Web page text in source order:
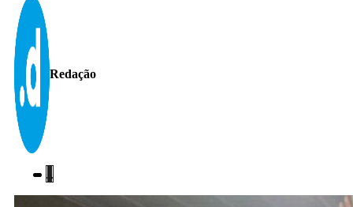
Redação